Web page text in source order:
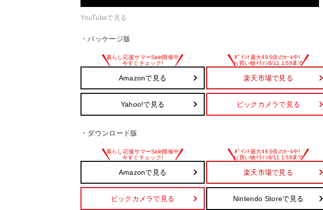
YouTubeで見る
・パッケージ版
Amazonで見る 楽天市場で見る
Yahoo!で見る ビックカメラで見る
・ダウンロード版
Amazonで見る 楽天市場で見る
ビックカメラで見る Nintendo Storeで見る